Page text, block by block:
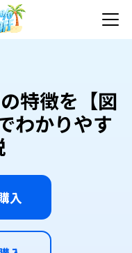
特徴を【図
わかりやす
入